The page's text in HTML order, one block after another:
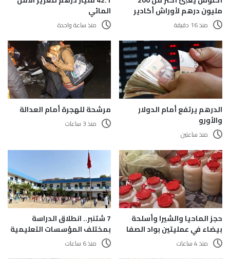
مليون درهم لأوراش أكادير
منذ 16 دقيقة
المائي
منذ ساعة واحدة
الدرهم يرتفع أمام الدولار
والأورو
منذ ساعتين
مرشحة للهجرة أمام العدالة
منذ 3 ساعات
حجز الماحيا والشيرا وأسلحة
بيضاء في عمليتين بواد الصفا
منذ 4 ساعات
7 شتنبر.. انطلاق الدراسة
بمختلف المؤسسات التعليمية
منذ 6 ساعات